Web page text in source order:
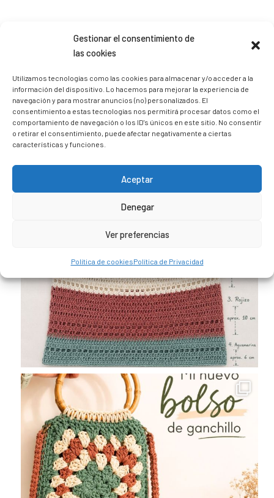
Gestionar el consentimiento de
las cookies
Utilizamos tecnologías como las cookies para almacenar y/o acceder a la
información del dispositivo. Lo hacemos para mejorar la experiencia de
navegación y para mostrar anuncios (no) personalizados. El
consentimiento a estas tecnologías nos permitirá procesar datos como el
comportamiento de navegación o los ID's únicos en este sitio. No consentir
o retirar el consentimiento, puede afectar negativamente a ciertas
características y funciones.
Aceptar
Denegar
Ver preferencias
Política de cookiesPolítica de Privacidad
Sígueme en Instagram
trizia_comopedroporsucasa
Freelance | Web | RRSS
Mi tienda de productos ECO
@lacatalina.shop
Alquila tu Autocaravana en
@caravana_go
Mi blog de viajes